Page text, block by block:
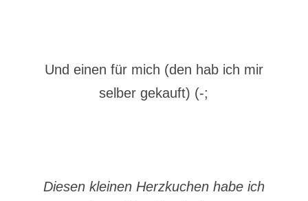
Und einen für mich (den hab ich mir
selber gekauft) (-;
Diesen kleinen Herzkuchen habe ich